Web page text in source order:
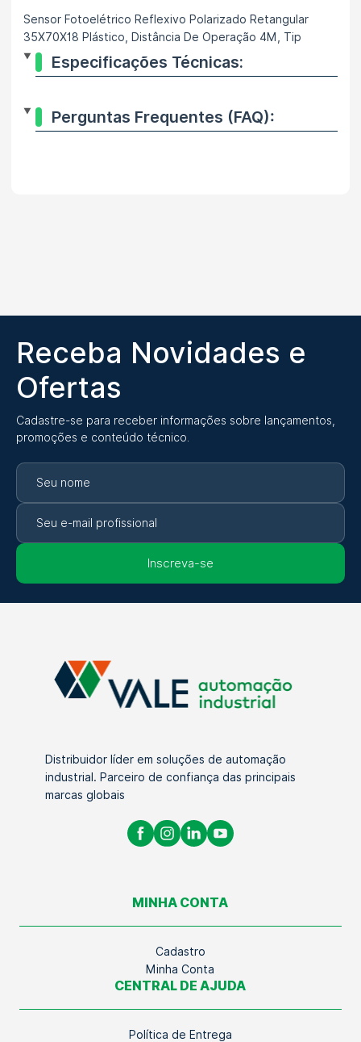
Sensor Fotoelétrico Reflexivo Polarizado Retangular
35X70X18 Plástico, Distância De Operação 4M, Tip
Especificações Técnicas:
Perguntas Frequentes (FAQ):
Receba Novidades e
Ofertas
Cadastre-se para receber informações sobre lançamentos,
promoções e conteúdo técnico.
Inscreva-se
Distribuidor líder em soluções de automação
industrial. Parceiro de confiança das principais
marcas globais
MINHA CONTA
Cadastro
Minha Conta
CENTRAL DE AJUDA
Política de Entrega